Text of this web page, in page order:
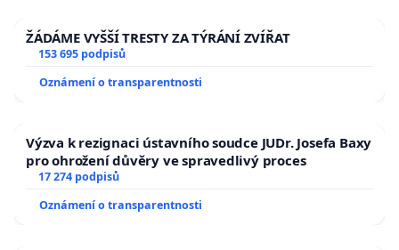
ŽÁDÁME VYŠŠÍ TRESTY ZA TÝRÁNÍ ZVÍŘAT
153 695 podpisů
Oznámení o transparentnosti
Výzva k rezignaci ústavního soudce JUDr. Josefa Baxy
pro ohrožení důvěry ve spravedlivý proces
17 274 podpisů
Oznámení o transparentnosti